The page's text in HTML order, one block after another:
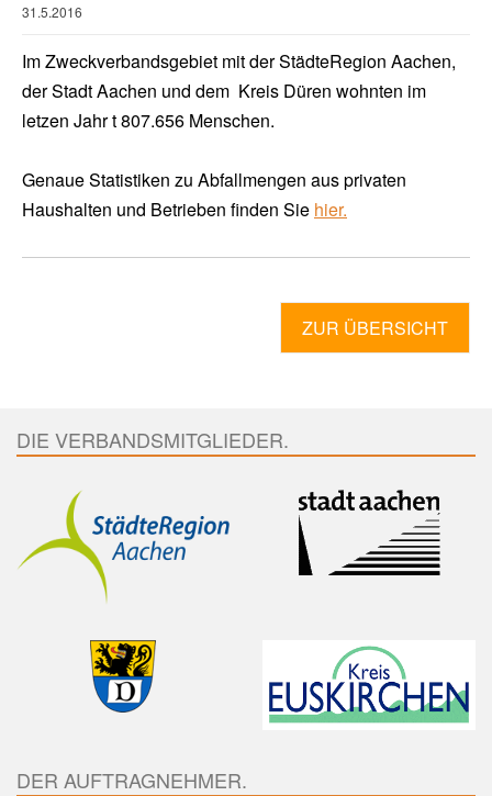
31.5.2016
Im Zweckverbandsgebiet mit der StädteRegion Aachen,
der Stadt Aachen und dem Kreis Düren wohnten im
letzen Jahr t 807.656 Menschen.
Genaue Statistiken zu Abfallmengen aus privaten
Haushalten und Betrieben finden Sie hier.
ZUR ÜBERSICHT
DIE VERBANDSMITGLIEDER.
DER AUFTRAGNEHMER.